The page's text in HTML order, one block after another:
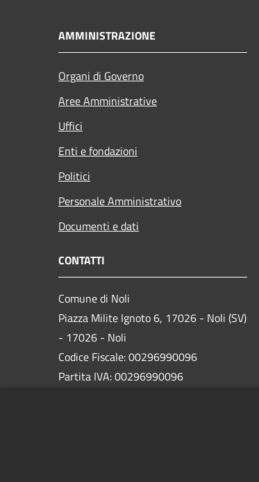
AMMINISTRAZIONE
Organi di Governo
Aree Amministrative
Uffici
Enti e fondazioni
Politici
Personale Amministrativo
Documenti e dati
CONTATTI
Comune di Noli
Piazza Milite Ignoto 6, 17026 - Noli (SV)
- 17026 - Noli
Codice Fiscale: 00296990096
Partita IVA: 00296990096